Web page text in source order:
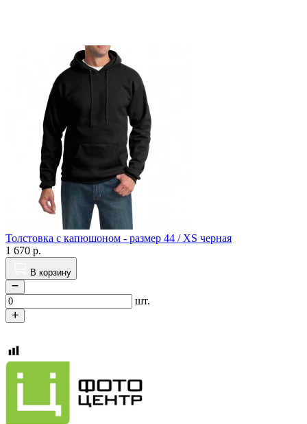
Толстовка с капюшоном - размер 44 / XS черная
1 670 р.
В корзину
шт.